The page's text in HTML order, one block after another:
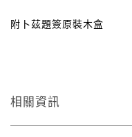
附卜茲題簽原裝木盒
相關資訊